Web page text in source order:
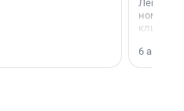
области».
6